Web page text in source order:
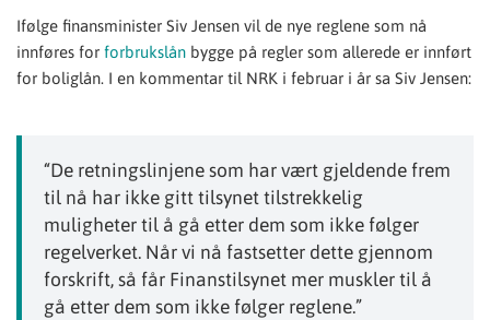
Ifølge finansminister Siv Jensen vil de nye reglene som nå
innføres for forbrukslån bygge på regler som allerede er innført
for boliglån. I en kommentar til NRK i februar i år sa Siv Jensen:
“De retningslinjene som har vært gjeldende frem
til nå har ikke gitt tilsynet tilstrekkelig
muligheter til å gå etter dem som ikke følger
regelverket. Når vi nå fastsetter dette gjennom
forskrift, så får Finanstilsynet mer muskler til å
gå etter dem som ikke følger reglene.”